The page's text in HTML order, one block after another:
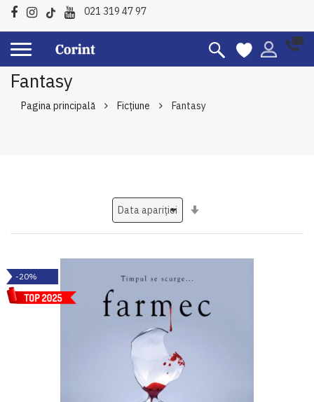
021 319 47 97
Fantasy
Pagina principală Ficțiune Fantasy
-20%